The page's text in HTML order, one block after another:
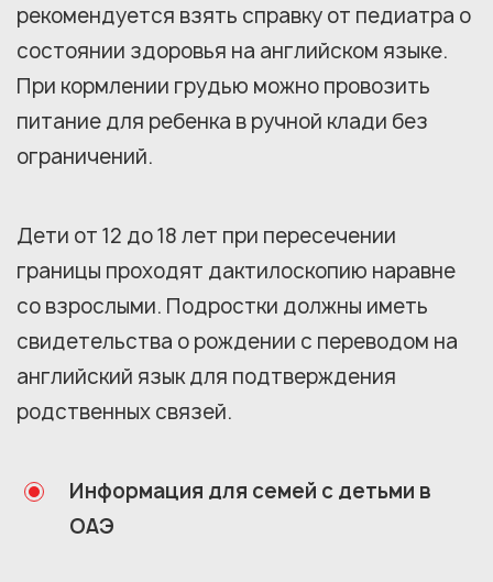
рекомендуется взять справку от педиатра о
состоянии здоровья на английском языке.
При кормлении грудью можно провозить
питание для ребенка в ручной клади без
ограничений.
Дети от 12 до 18 лет при пересечении
границы проходят дактилоскопию наравне
со взрослыми. Подростки должны иметь
свидетельства о рождении с переводом на
английский язык для подтверждения
родственных связей.
Информация для семей с детьми в
ОАЭ